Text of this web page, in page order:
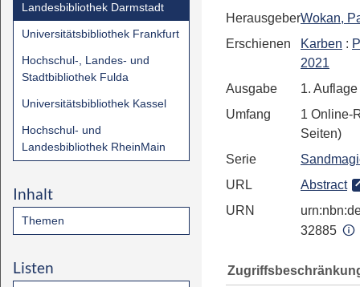
Landesbibliothek Darmstadt
Universitätsbibliothek Frankfurt
Hochschul-, Landes- und
Stadtbibliothek Fulda
Universitätsbibliothek Kassel
Hochschul- und
Landesbibliothek RheinMain
Inhalt
Themen
Listen
HerausgeberWokan,
Erschienen
Karben :
2021
Ausgabe
1. Auflage
Umfang
1 Online-
Seiten)
Serie
URL
Abstract
URN
32885